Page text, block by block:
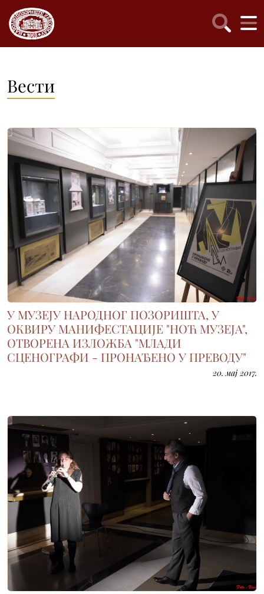
Вести
У МУЗЕЈУ НАРОДНОГ ПОЗОРИШТА, У
ОКВИРУ МАНИФЕСТАЦИЈЕ "НОЋ МУЗЕЈА",
ОТВОРЕНА ИЗЛОЖБА "МЛАДИ
СЦЕНОГРАФИ - ПРОНАЂЕНО У ПРЕВОДУ"
20. мај 2017.